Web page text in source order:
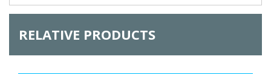
RELATIVE PRODUCTS